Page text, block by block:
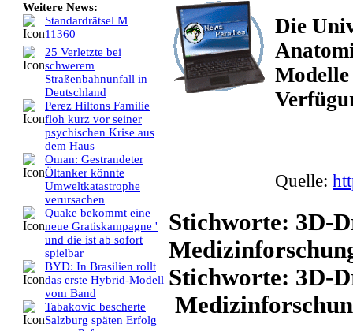
Weitere News:
Standardrätsel M
11360
25 Verletzte bei
schwerem
Straßenbahnunfall in
Deutschland
Perez Hiltons Familie
floh kurz vor seiner
psychischen Krise aus
dem Haus
Oman: Gestrandeter
Öltanker könnte
Umweltkatastrophe
verursachen
Quake bekommt eine
neue Gratiskampagne '
und die ist ab sofort
spielbar
BYD: In Brasilien rollt
das erste Hybrid-Modell
vom Band
Tabakovic bescherte
Salzburg späten Erfolg
Die
Quelle:
Stichworte: 3D-
Stichworte: 3D-